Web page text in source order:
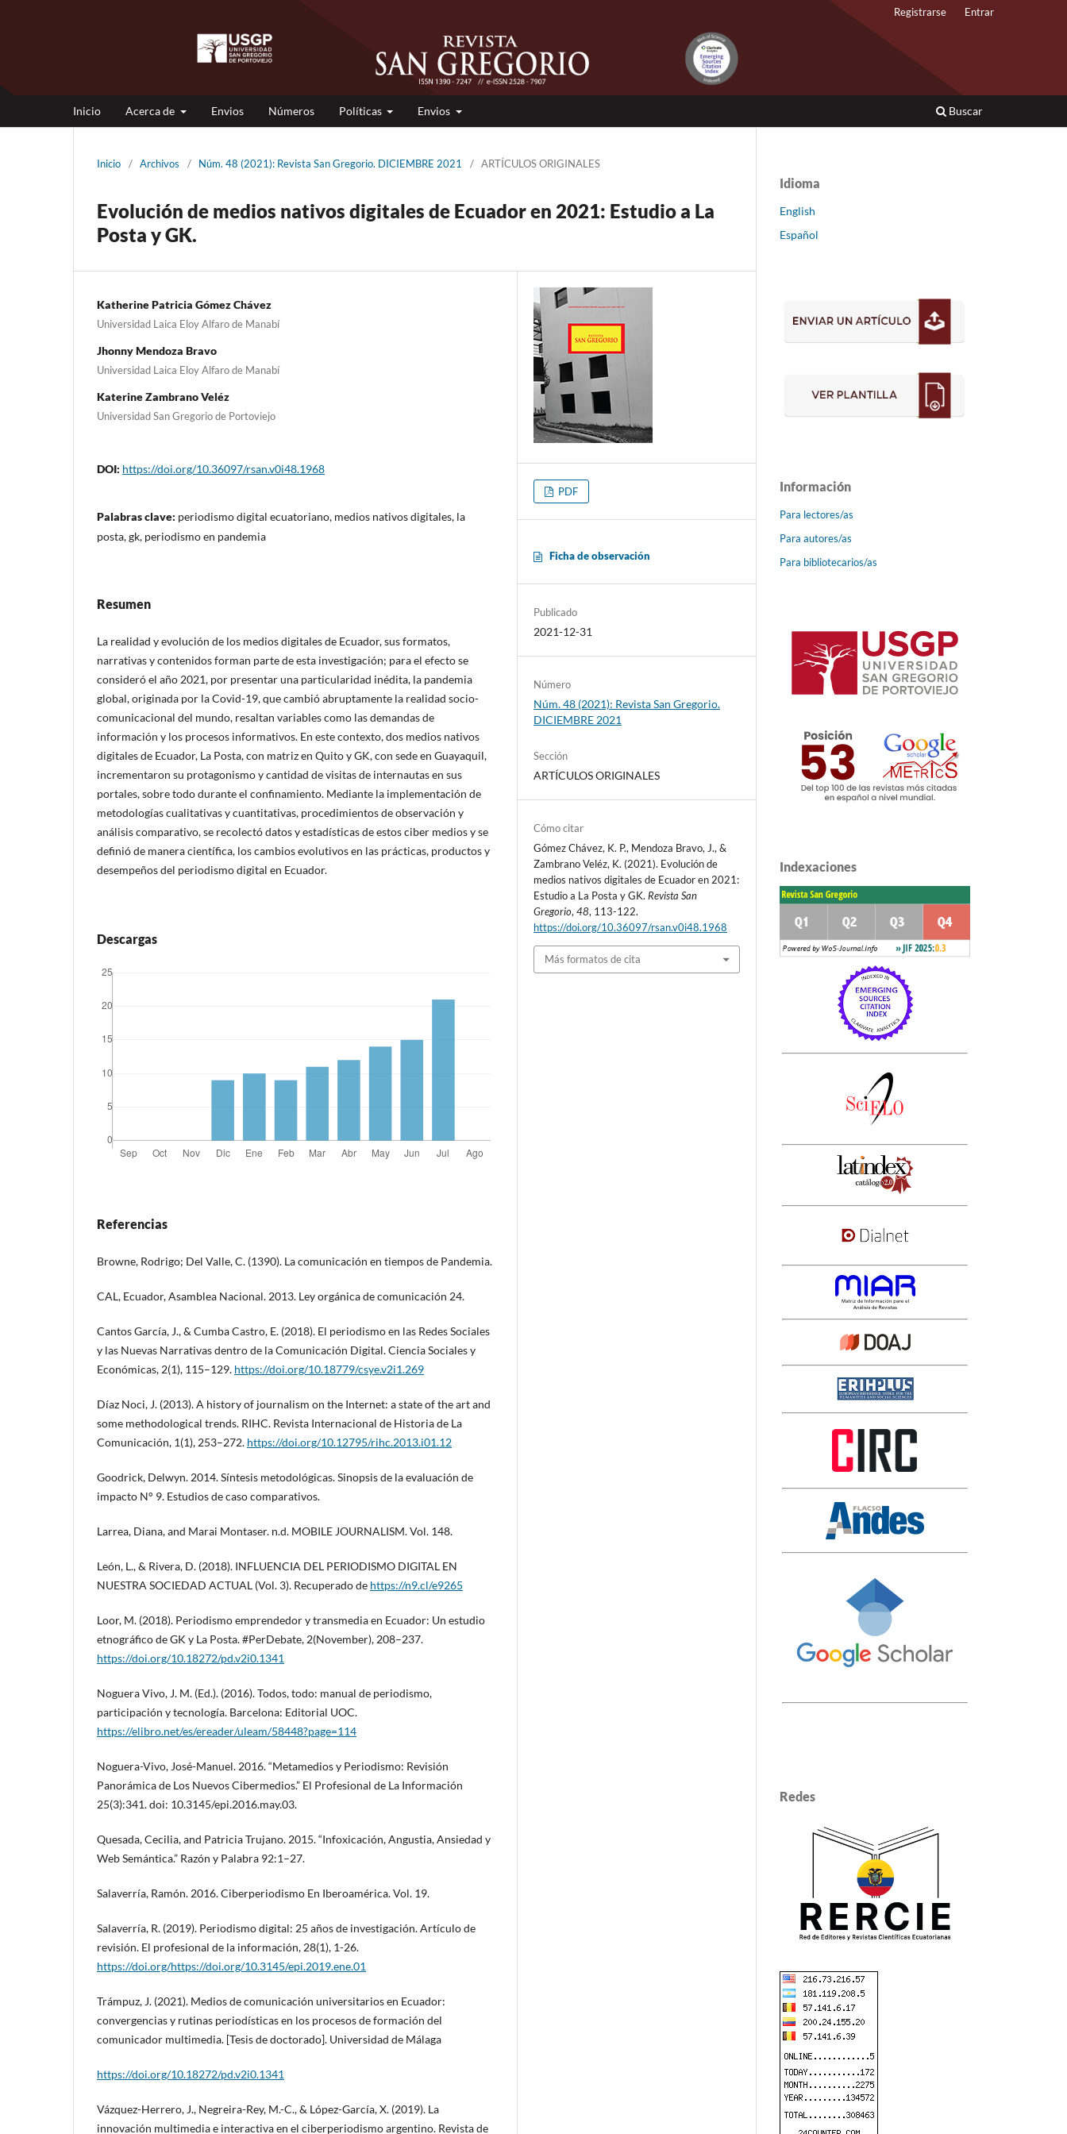
Inicio Acerca de Envios Números Políticas Envios Buscar
Registrarse Entrar
Inicio / Archivos / Núm. 48 (2021): Revista San Gregorio. DICIEMBRE 2021 / ARTÍCULOS ORIGINALES
Evolución de medios nativos digitales de Ecuador en 2021: Estudio a La
Posta y GK.
Katherine Patricia Gómez Chávez
Universidad Laica Eloy Alfaro de Manabí
Jhonny Mendoza Bravo
Universidad Laica Eloy Alfaro de Manabí
Katerine Zambrano Veléz
Universidad San Gregorio de Portoviejo
DOI: https://doi.org/10.36097/rsan.v0i48.1968
Palabras clave: periodismo digital ecuatoriano, medios nativos digitales, la
posta, gk, periodismo en pandemia
Resumen
La realidad y evolución de los medios digitales de Ecuador, sus formatos,
narrativas y contenidos forman parte de esta investigación; para el efecto se
consideró el año 2021, por presentar una particularidad inédita, la pandemia
global, originada por la Covid-19, que cambió abruptamente la realidad socio-
comunicacional del mundo, resaltan variables como las demandas de
información y los procesos informativos. En este contexto, dos medios nativos
digitales de Ecuador, La Posta, con matriz en Quito y GK, con sede en Guayaquil,
incrementaron su protagonismo y cantidad de visitas de internautas en sus
portales, sobre todo durante el confinamiento. Mediante la implementación de
metodologías cualitativas y cuantitativas, procedimientos de observación y
análisis comparativo, se recolectó datos y estadísticas de estos ciber medios y se
definió de manera científica, los cambios evolutivos en las prácticas, productos y
desempeños del periodismo digital en Ecuador.
Descargas
Referencias
Browne, Rodrigo; Del Valle, C. (1390). La comunicación en tiempos de Pandemia.
CAL, Ecuador, Asamblea Nacional. 2013. Ley orgánica de comunicación 24.
Cantos García, J., & Cumba Castro, E. (2018). El periodismo en las Redes Sociales
y las Nuevas Narrativas dentro de la Comunicación Digital. Ciencia Sociales y
Económicas, 2(1), 115–129. https://doi.org/10.18779/csye.v2i1.269
Díaz Noci, J. (2013). A history of journalism on the Internet: a state of the art and
some methodological trends. RIHC. Revista Internacional de Historia de La
Comunicación, 1(1), 253–272. https://doi.org/10.12795/rihc.2013.i01.12
Goodrick, Delwyn. 2014. Síntesis metodológicas. Sinopsis de la evaluación de
impacto N° 9. Estudios de caso comparativos.
Larrea, Diana, and Marai Montaser. n.d. MOBILE JOURNALISM. Vol. 148.
León, L., & Rivera, D. (2018). INFLUENCIA DEL PERIODISMO DIGITAL EN
NUESTRA SOCIEDAD ACTUAL (Vol. 3). Recuperado de https://n9.cl/e9265
Loor, M. (2018). Periodismo emprendedor y transmedia en Ecuador: Un estudio
etnográfico de GK y La Posta. #PerDebate, 2(November), 208–237.
https://doi.org/10.18272/pd.v2i0.1341
Noguera Vivo, J. M. (Ed.). (2016). Todos, todo: manual de periodismo,
participación y tecnología. Barcelona: Editorial UOC.
https://elibro.net/es/ereader/uleam/58448?page=114
Noguera-Vivo, José-Manuel. 2016. “Metamedios y Periodismo: Revisión
Panorámica de Los Nuevos Cibermedios.” El Profesional de La Información
25(3):341. doi: 10.3145/epi.2016.may.03.
Quesada, Cecilia, and Patricia Trujano. 2015. “Infoxicación, Angustia, Ansiedad y
Web Semántica.” Razón y Palabra 92:1–27.
Salaverría, Ramón. 2016. Ciberperiodismo En Iberoamérica. Vol. 19.
Salaverría, R. (2019). Periodismo digital: 25 años de investigación. Artículo de
revisión. El profesional de la información, 28(1), 1-26.
https://doi.org/https://doi.org/10.3145/epi.2019.ene.01
Trámpuz, J. (2021). Medios de comunicación universitarios en Ecuador:
convergencias y rutinas periodísticas en los procesos de formación del
comunicador multimedia. [Tesis de doctorado]. Universidad de Málaga
https://doi.org/10.18272/pd.v2i0.1341
Vázquez-Herrero, J., Negreira-Rey, M.-C., & López-García, X. (2019). La
innovación multimedia e interactiva en el ciberperiodismo argentino. Revista de
PDF
Ficha de observación
Publicado
2021-12-31
Número
Núm. 48 (2021): Revista San Gregorio.
DICIEMBRE 2021
Sección
ARTÍCULOS ORIGINALES
Cómo citar
Gómez Chávez, K. P., Mendoza Bravo, J., &
Zambrano Veléz, K. (2021). Evolución de
medios nativos digitales de Ecuador en 2021:
Estudio a La Posta y GK. Revista San
Gregorio,48, 113-122.
https://doi.org/10.36097/rsan.v0i48.1968
Más formatos de cita
Idioma
English
Español
Información
Para lectores/as
Para autores/as
Para bibliotecarios/as
Indexaciones
Redes